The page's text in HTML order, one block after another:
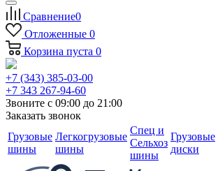
Сравнение0
Отложенные 0
Корзина пуста 0
+7 (343) 385-03-00
+7 343 267-94-60
Звоните с 09:00 до 21:00
Заказать звонок
Грузовые
шины
Легкогрузовые
шины
Спец и
Сельхоз
шины
Грузовые
диски